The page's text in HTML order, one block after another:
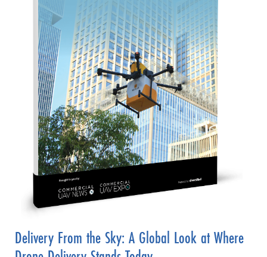
Delivery From the Sky: A Global Look at Where